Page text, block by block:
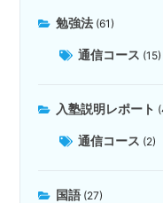
勉強法 (61)
通信コース (15)
入塾説明レポート
通信コース (2)
国語 (27)